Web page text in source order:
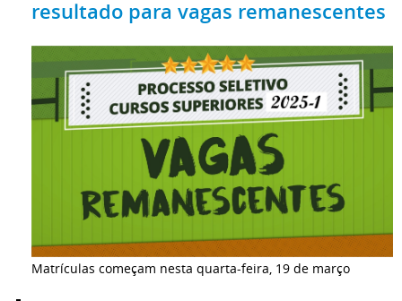
resultado para vagas remanescentes
Matrículas começam nesta quarta-feira, 19 de março